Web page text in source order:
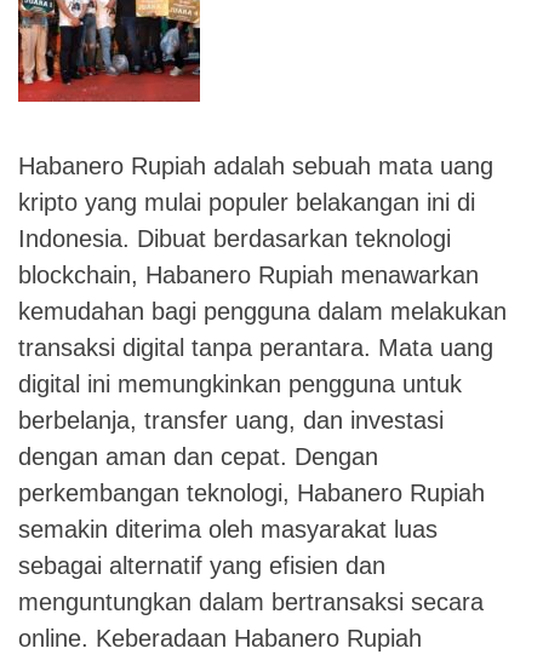
Simbol
Nasional
Indonesia
Habanero Rupiah adalah sebuah mata uang
kripto yang mulai populer belakangan ini di
Indonesia. Dibuat berdasarkan teknologi
blockchain, Habanero Rupiah menawarkan
kemudahan bagi pengguna dalam melakukan
transaksi digital tanpa perantara. Mata uang
digital ini memungkinkan pengguna untuk
berbelanja, transfer uang, dan investasi
dengan aman dan cepat. Dengan
perkembangan teknologi, Habanero Rupiah
semakin diterima oleh masyarakat luas
sebagai alternatif yang efisien dan
menguntungkan dalam bertransaksi secara
online. Keberadaan Habanero Rupiah